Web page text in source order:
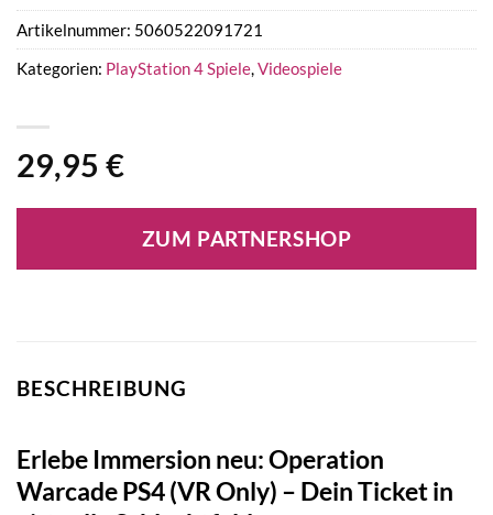
29,95 €
ZUM PARTNERSHOP
Artikelnummer: 5060522091721
Kategorien: PlayStation 4 Spiele,Videospiele
BESCHREIBUNG
Erlebe Immersion neu: Operation
Warcade PS4 (VR Only) – Dein Ticket in